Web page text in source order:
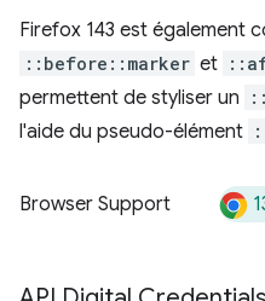
Firefox 143 est également
::before::marker et
permettent de styliser un
l'aide du pseudo-élément
Browser Support